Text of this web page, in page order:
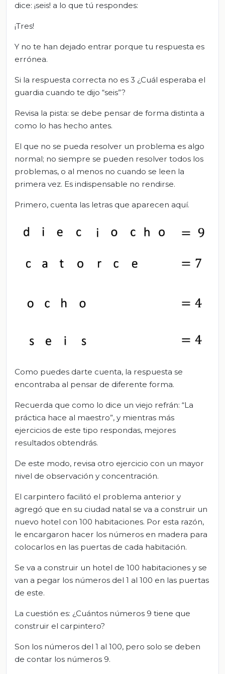
dice: ¡seis! a lo que tú respondes:
¡Tres!
Y no te han dejado entrar porque tu respuesta es
errónea.
Si la respuesta correcta no es 3 ¿Cuál esperaba el
guardia cuando te dijo “seis”?
Revisa la pista: se debe pensar de forma distinta a
como lo has hecho antes.
El que no se pueda resolver un problema es algo
normal; no siempre se pueden resolver todos los
problemas, o al menos no cuando se leen la
primera vez. Es indispensable no rendirse.
Primero, cuenta las letras que aparecen aquí.
Como puedes darte cuenta, la respuesta se
encontraba al pensar de diferente forma.
Recuerda que como lo dice un viejo refrán: “La
práctica hace al maestro”, y mientras más
ejercicios de este tipo respondas, mejores
resultados obtendrás.
De este modo, revisa otro ejercicio con un mayor
nivel de observación y concentración.
El carpintero facilitó el problema anterior y
agregó que en su ciudad natal se va a construir un
nuevo hotel con 100 habitaciones. Por esta razón,
le encargaron hacer los números en madera para
colocarlos en las puertas de cada habitación.
Se va a construir un hotel de 100 habitaciones y se
van a pegar los números del 1 al 100 en las puertas
de este.
La cuestión es: ¿Cuántos números 9 tiene que
construir el carpintero?
Son los números del 1 al 100, pero solo se deben
de contar los números 9.